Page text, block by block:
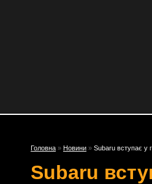
Головна » Новини » Subaru вступає у
Subaru